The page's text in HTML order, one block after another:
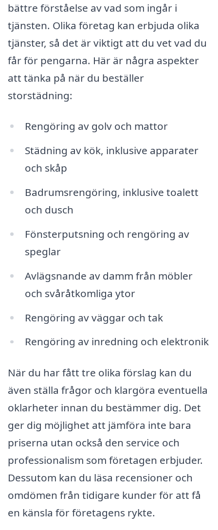
bättre förståelse av vad som ingår i
tjänsten. Olika företag kan erbjuda olika
tjänster, så det är viktigt att du vet vad du
får för pengarna. Här är några aspekter
att tänka på när du beställer
storstädning:
Rengöring av golv och mattor
Städning av kök, inklusive apparater
och skåp
Badrumsrengöring, inklusive toalett
och dusch
Fönsterputsning och rengöring av
speglar
Avlägsnande av damm från möbler
och svåråtkomliga ytor
Rengöring av väggar och tak
Rengöring av inredning och elektronik
När du har fått tre olika förslag kan du
även ställa frågor och klargöra eventuella
oklarheter innan du bestämmer dig. Det
ger dig möjlighet att jämföra inte bara
priserna utan också den service och
professionalism som företagen erbjuder.
Dessutom kan du läsa recensioner och
omdömen från tidigare kunder för att få
en känsla för företagens rykte.